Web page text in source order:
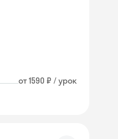
от 1590 ₽ / урок